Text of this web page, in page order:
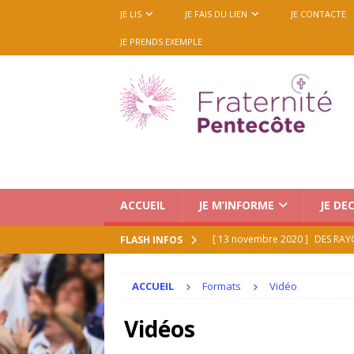
JE LIS JE FAIS DU LIEN JE CONTACTE
JE PRENDS EXEMPLE
ACCUEIL JE M’INFORME JE
FLASH INFOS [ 13 novembre 2020 ] DES
ACCUEIL
ACCUEIL Formats Vidéo
Vidéos